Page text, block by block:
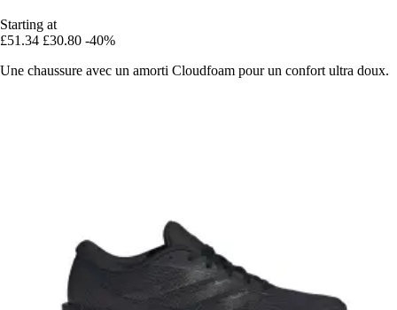
Starting at
£51.34 £30.80 -40%
Une chaussure avec un amorti Cloudfoam pour un confort ultra doux.